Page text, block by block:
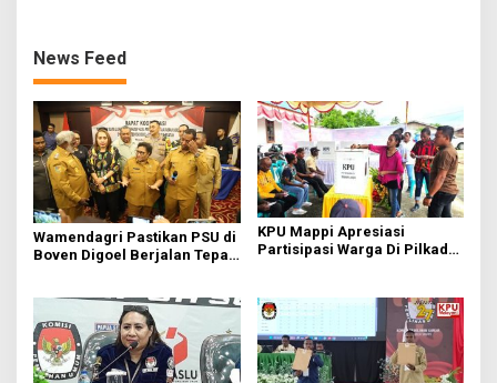
News Feed
Wamendagri Pastikan PSU di
Boven Digoel Berjalan Tepat
KPU Mappi Apresiasi
Partisipasi Warga Di Pilkada